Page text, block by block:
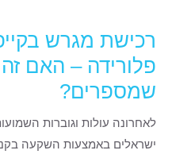
רכישת מגרש
פלורידה – האם
שמספרים?
לאחרונה עולות וגוברות
ישראלים באמצעות השקעה